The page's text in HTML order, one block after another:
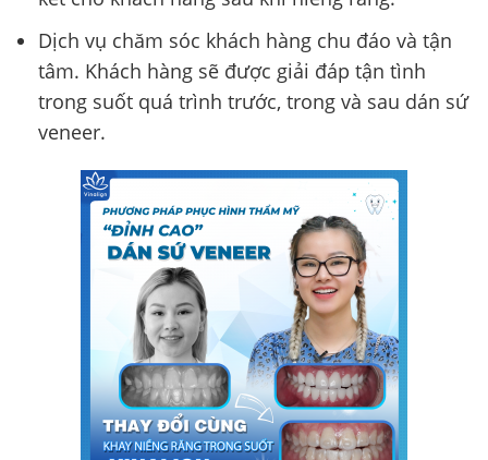
Dịch vụ chăm sóc khách hàng chu đáo và tận
tâm. Khách hàng sẽ được giải đáp tận tình
trong suốt quá trình trước, trong và sau dán sứ
veneer.